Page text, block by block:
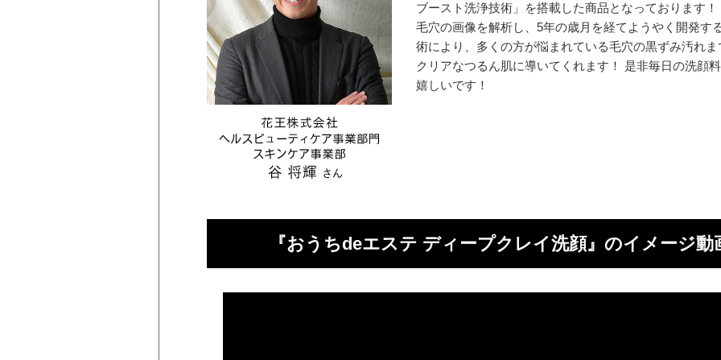
ブースト洗浄技術」を搭載した商品となっております
毛穴の画像を解析し、5年の歳月を経てようやく開発す
術により、多くの方が悩まれている毛穴の黒ずみ汚れ
クリアなつるん肌に導いてくれます！ 是非毎日の洗顔
嬉しいです！
『おうちdeエステ ディープクレイ洗顔』のイメージ動